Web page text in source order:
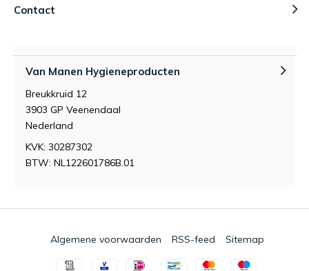
Contact
Van Manen Hygieneproducten
Breukkruid 12
3903 GP Veenendaal
Nederland
KVK: 30287302
BTW: NL122601786B.01
Algemene voorwaarden RSS-feed Sitemap